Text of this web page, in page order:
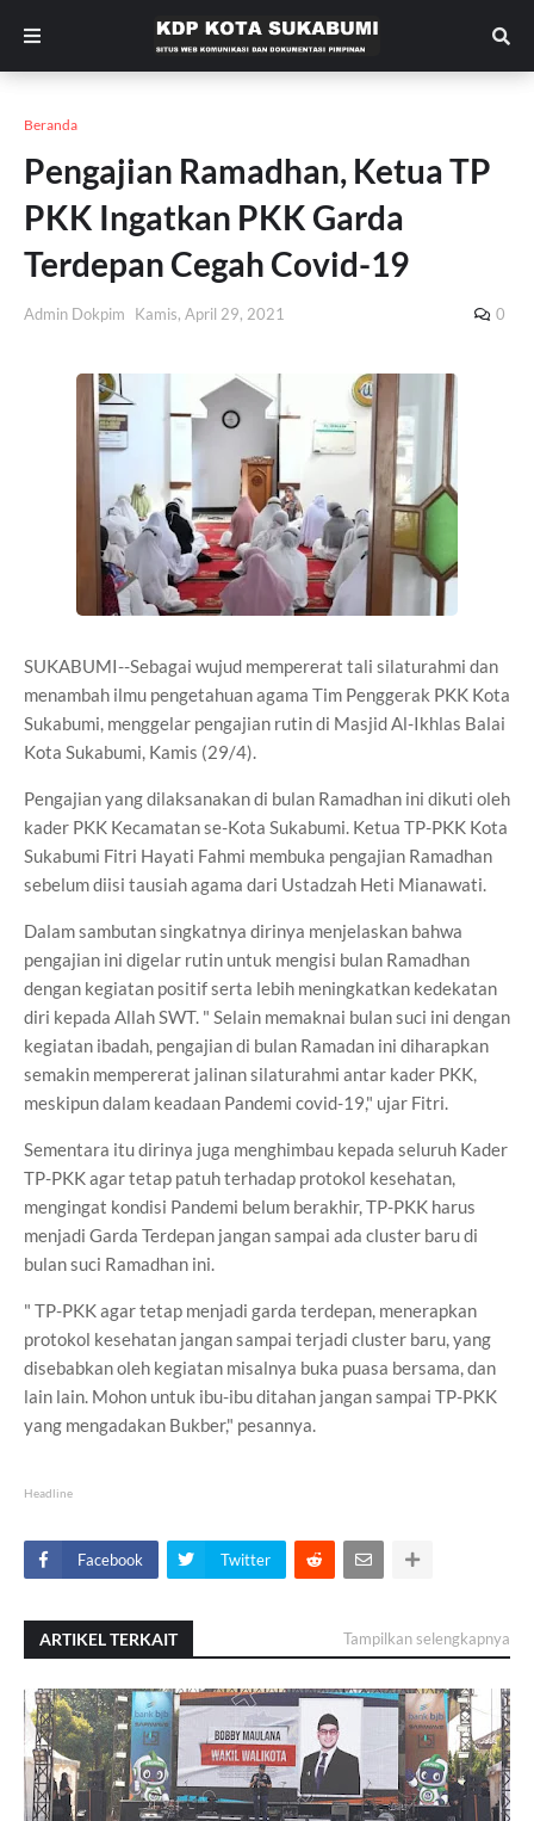
Beranda
Pengajian Ramadhan, Ketua TP
PKK Ingatkan PKK Garda
Terdepan Cegah Covid-19
Admin Dokpim Kamis, April 29, 2021 0
SUKABUMI--Sebagai wujud mempererat tali silaturahmi dan
menambah ilmu pengetahuan agama Tim Penggerak PKK Kota
Sukabumi, menggelar pengajian rutin di Masjid Al-Ikhlas Balai
Kota Sukabumi, Kamis (29/4).
Pengajian yang dilaksanakan di bulan Ramadhan ini dikuti oleh
kader PKK Kecamatan se-Kota Sukabumi. Ketua TP-PKK Kota
Sukabumi Fitri Hayati Fahmi membuka pengajian Ramadhan
sebelum diisi tausiah agama dari Ustadzah Heti Mianawati.
Dalam sambutan singkatnya dirinya menjelaskan bahwa
pengajian ini digelar rutin untuk mengisi bulan Ramadhan
dengan kegiatan positif serta lebih meningkatkan kedekatan
diri kepada Allah SWT. " Selain memaknai bulan suci ini dengan
kegiatan ibadah, pengajian di bulan Ramadan ini diharapkan
semakin mempererat jalinan silaturahmi antar kader PKK,
meskipun dalam keadaan Pandemi covid-19," ujar Fitri.
Sementara itu dirinya juga menghimbau kepada seluruh Kader
TP-PKK agar tetap patuh terhadap protokol kesehatan,
mengingat kondisi Pandemi belum berakhir, TP-PKK harus
menjadi Garda Terdepan jangan sampai ada cluster baru di
bulan suci Ramadhan ini.
" TP-PKK agar tetap menjadi garda terdepan, menerapkan
protokol kesehatan jangan sampai terjadi cluster baru, yang
disebabkan oleh kegiatan misalnya buka puasa bersama, dan
lain lain. Mohon untuk ibu-ibu ditahan jangan sampai TP-PKK
yang mengadakan Bukber," pesannya.
Headline
Facebook Twitter
ARTIKEL TERKAIT Tampilkan selengkapnya